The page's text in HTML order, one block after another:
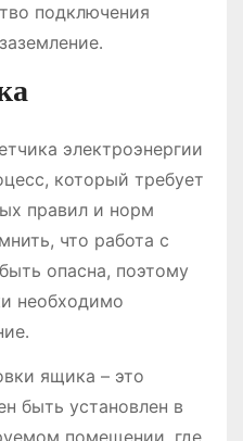
подключения
электроэнергии
который требует
правил и норм
что работа с
опасна, поэтому
необходимо
ящика – это
быть установлен в
помещении, где